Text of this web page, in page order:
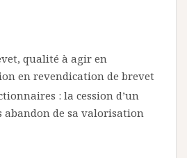
qualité à agir en
en revendication de brevet
: la cession d’un
abandon de sa valorisation